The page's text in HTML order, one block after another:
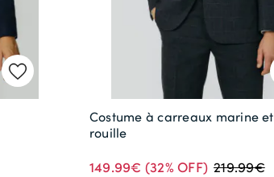
Costume à carreaux marine et
rouille
149.99€ (32% OFF) 219.99€